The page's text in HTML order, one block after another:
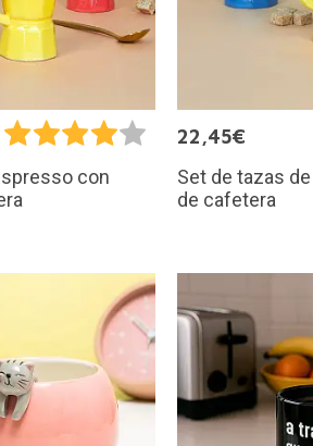
con
22,45€
Set de tazas
de cafetera